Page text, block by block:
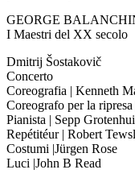
GEORGE
I Maestri del XX secolo
Dmitrij Šostakovič
Concerto
Coreografia | Kenneth
Coreografo per la
Pianista | Sepp
Repétitéur | Robert
Costumi |Jürgen Rose
Luci |John B Read